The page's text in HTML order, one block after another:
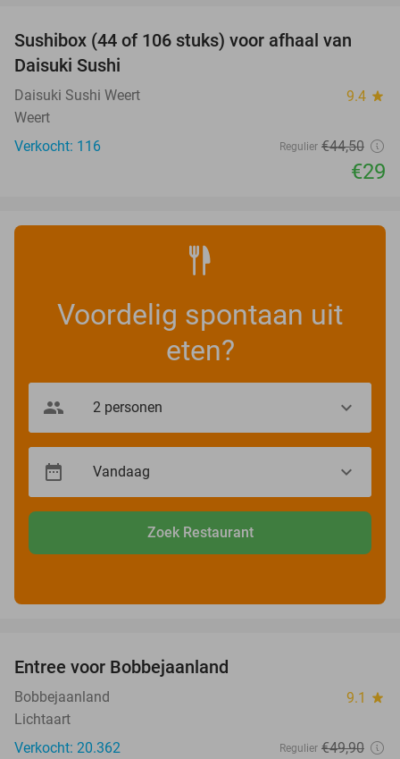
35%
Sushibox (44 of 106 stuks) voor afhaal van
Daisuki Sushi
Daisuki Sushi Weert 9.4 star
Weert
Verkocht: 116
Regulier €44,50
€29
Voordelig spontaan uit
eten?
Zoek Restaurant
Entree voor Bobbejaanland
Bobbejaanland 9.1 star
Lichtaart
Verkocht: 20.362
Regulier €49,90